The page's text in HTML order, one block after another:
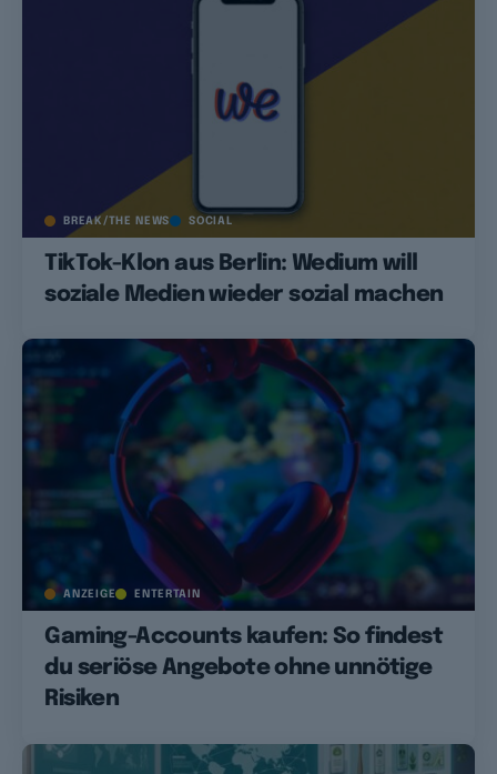
BREAK/THE NEWS SOCIAL
TikTok-Klon aus Berlin: Wedium will
soziale Medien wieder sozial machen
ANZEIGE ENTERTAIN
Gaming-Accounts kaufen: So findest
du seriöse Angebote ohne unnötige
Risiken